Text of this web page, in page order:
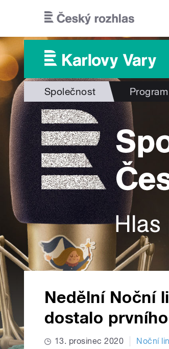
Společnost Program
Nedělní Noční
dostalo
13. prosinec 2020 Noční